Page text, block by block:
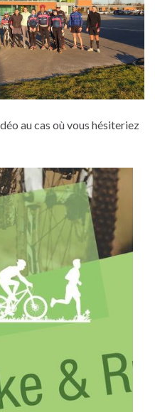
au cas où vous hésiteriez